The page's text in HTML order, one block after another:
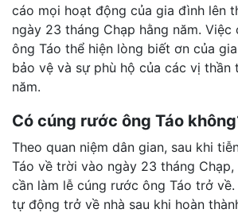
cáo mọi hoạt động của gia đình lên
ngày 23 tháng Chạp hằng năm. Việc
ông Táo thể hiện lòng biết ơn của
bảo vệ và sự phù hộ của các vị thần
năm.
Có cúng rước ông Táo
Theo quan niệm dân gian, sau khi
Táo về trời vào ngày 23 tháng
cần làm lễ cúng rước ông Táo trở về.
tự động trở về nhà sau khi hoàn